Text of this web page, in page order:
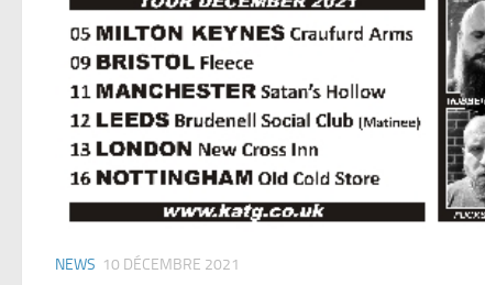
NEWS 10 DÉCEMBRE 2021